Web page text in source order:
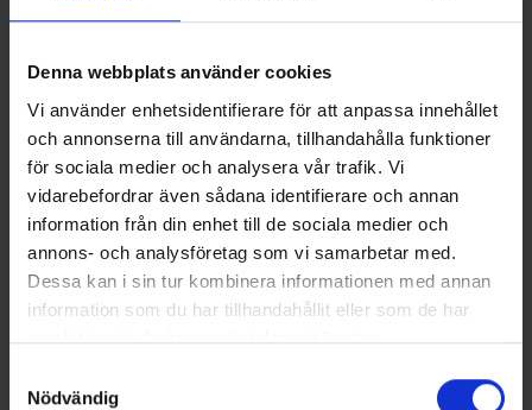
Denna webbplats använder cookies
Vi använder enhetsidentifierare för att anpassa innehållet
och annonserna till användarna, tillhandahålla funktioner
för sociala medier och analysera vår trafik. Vi
vidarebefordrar även sådana identifierare och annan
information från din enhet till de sociala medier och
annons- och analysföretag som vi samarbetar med.
Dessa kan i sin tur kombinera informationen med annan
information som du har tillhandahållit eller som de har
samlat in när du har använt deras tjänster.
Nödvändig
SvartZonker
McPike SvartZonker 18 cm -
Blå Silver
Mieko Predator
Mieko Stinger Havsfiske 15 cm
med spikes (2-pack)
16 andra produkter i samma kategori: